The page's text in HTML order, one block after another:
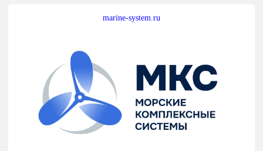
marine-system.ru